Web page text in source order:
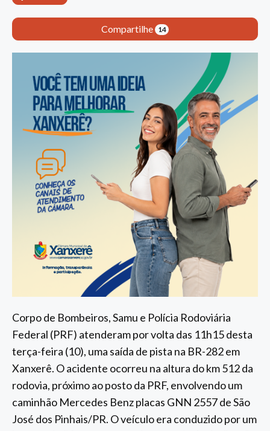
Compartilhe 14
Corpo de Bombeiros, Samu e Polícia Rodoviária
Federal (PRF) atenderam por volta das 11h15 desta
terça-feira (10), uma saída de pista na BR-282 em
Xanxerê. O acidente ocorreu na altura do km 512 da
rodovia, próximo ao posto da PRF, envolvendo um
caminhão Mercedes Benz placas GNN 2557 de São
José dos Pinhais/PR. O veículo era conduzido por um